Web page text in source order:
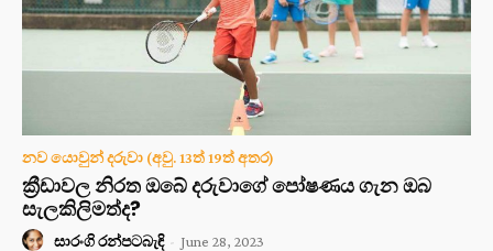
නව යොවුන් දරුවා (අවු. 13ත් 19ත් අතර)
ක්‍රීඩාවල නිරත ඔබේ දරුවාගේ පෝෂණය ගැන ඔබ
සැලකිලිමත්ද?
සාරංගි රන්පටබැඳි - June 28, 2023